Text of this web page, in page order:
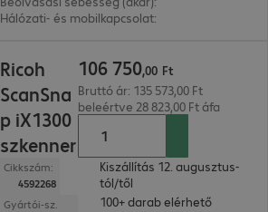
Hálózati- és mobilkapcsolat:
Ricoh
ScanSna
p iX1300
szkenner
Cikkszám:
4592268
Gyártói-sz.
106 750,00 Ft
Bruttó ár: 135 573,00 Ft
beleértve 28 823,00 Ft áfa
Kiszállítás 12. augusztus-
tól/től
100+ darab elérhető